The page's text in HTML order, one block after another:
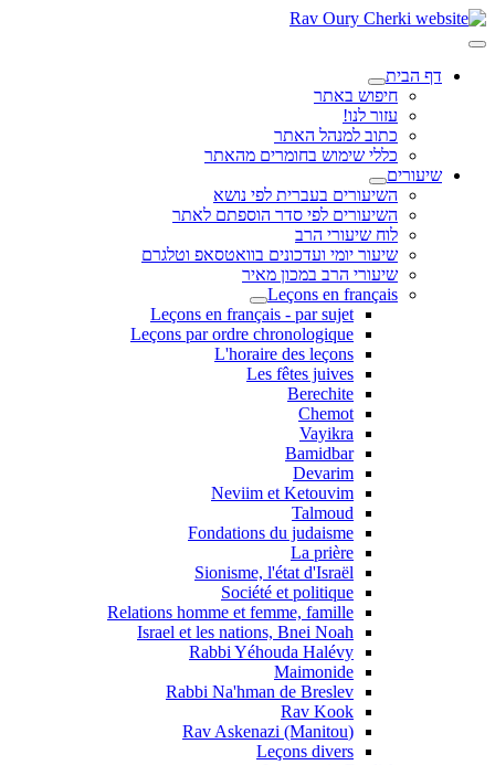
דף הבית
חיפוש באתר
עזור לנו!
כתוב למנהל האתר
כללי שימוש בחומרים מהאתר
שיעורים
השיעורים בעברית לפי נושא
השיעורים לפי סדר הוספתם לאתר
לוח שיעורי הרב
שיעור יומי ועדכונים בוואטסאפ וטלגרם
שיעורי הרב במכון מאיר
Leçons en français
Leçons en français - par sujet
Leçons par ordre chronologique
L'horaire des leçons
Les fêtes juives
Berechite
Chemot
Vayikra
Bamidbar
Devarim
Neviim et Ketouvim
Talmoud
Fondations du judaisme
La prière
Sionisme, l'état d'Israël
Société et politique
Relations homme et femme, famille
Israel et les nations, Bnei Noah
Rabbi Yéhouda Halévy
Maimonide
Rabbi Na'hman de Breslev
Rav Kook
(Rav Askenazi (Manitou
Leçons divers